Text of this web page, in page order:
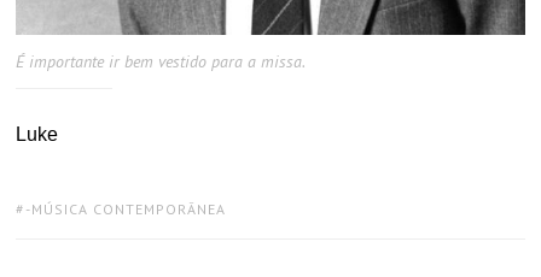
É importante ir bem vestido para a missa.
Luke
TAGS:
-MÚSICA CONTEMPORÂNEA